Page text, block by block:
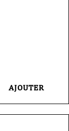
AJOUTER